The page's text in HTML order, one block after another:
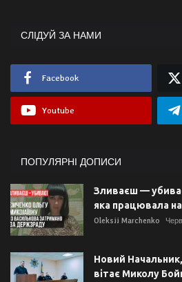
СЛІДУЙ ЗА НАМИ
Facebook
Youtube
ПОПУЛЯРНІ ДОПИСИ
Зливаєш —
яка працювала
Oleksii Marchenko
Новий
вітає Миколу